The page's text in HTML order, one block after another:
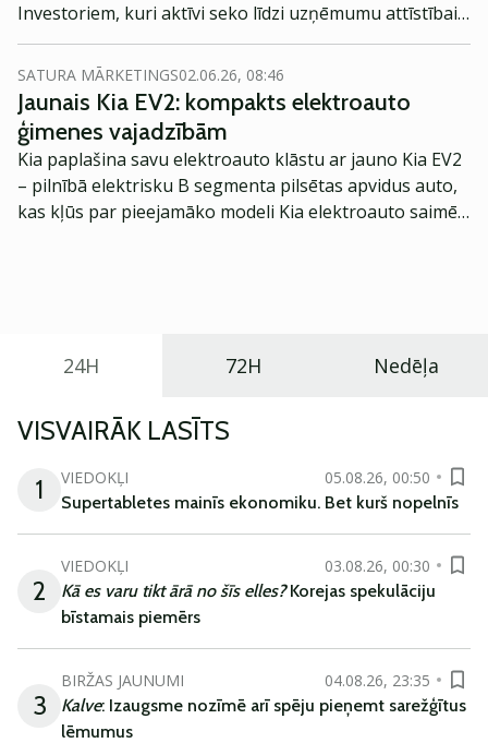
Investoriem, kuri aktīvi seko līdzi uzņēmumu attīstībai,
ir vērtīgi piefiksēt svarīgākos datumus.
SATURA MĀRKETINGS02.06.26, 08:46
Jaunais Kia EV2: kompakts elektroauto
ģimenes vajadzībām
Kia paplašina savu elektroauto klāstu ar jauno Kia EV2
– pilnībā elektrisku B segmenta pilsētas apvidus auto,
kas kļūs par pieejamāko modeli Kia elektroauto saimē
24H 72H Nedēļa
VISVAIRĀK LASĪTS
1
VIEDOKĻI
05.08.26, 00:50
Supertabletes mainīs ekonomiku. Bet kurš nopelnīs
2
VIEDOKĻI
03.08.26, 00:30
Kā es varu tikt ārā no šīs elles?Korejas spekulāciju
bīstamais piemērs
3
BIRŽAS JAUNUMI
04.08.26, 23:35
Kalve: Izaugsme nozīmē arī spēju pieņemt sarežģītus
lēmumus